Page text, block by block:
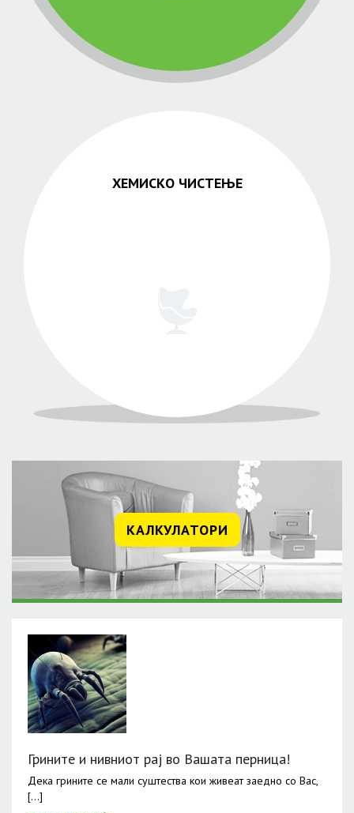
ХЕМИСКО ЧИСТЕЊЕ
КАЛКУЛАТОРИ
Грините и нивниот рај во Вашата перница!
Дека грините се мали суштества кои живеат заедно со Вас,
[…]